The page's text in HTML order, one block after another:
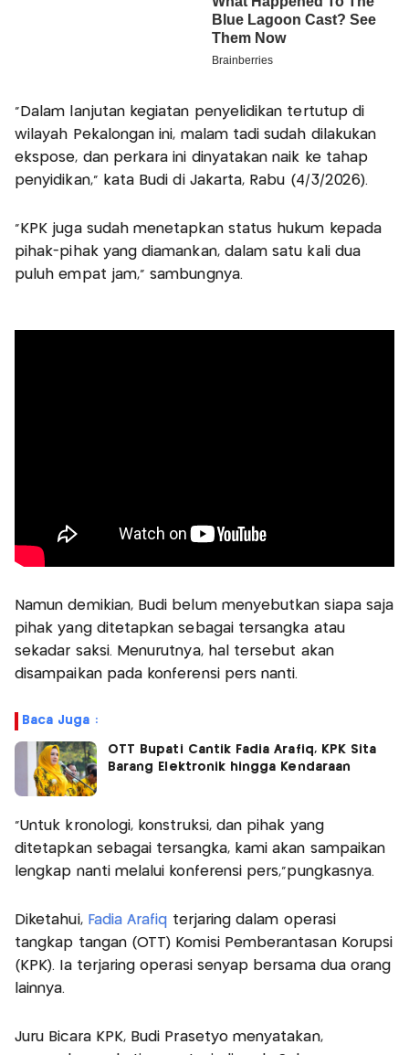
"Dalam lanjutan kegiatan penyelidikan tertutup di
wilayah Pekalongan ini, malam tadi sudah dilakukan
ekspose, dan perkara ini dinyatakan naik ke tahap
penyidikan," kata Budi di Jakarta, Rabu (4/3/2026).
"KPK juga sudah menetapkan status hukum kepada
pihak-pihak yang diamankan, dalam satu kali dua
puluh empat jam," sambungnya.
Namun demikian, Budi belum menyebutkan siapa saja
pihak yang ditetapkan sebagai tersangka atau
sekadar saksi. Menurutnya, hal tersebut akan
disampaikan pada konferensi pers nanti.
Baca Juga :
OTT Bupati Cantik Fadia Arafiq, KPK Sita
Barang Elektronik hingga Kendaraan
"Untuk kronologi, konstruksi, dan pihak yang
ditetapkan sebagai tersangka, kami akan sampaikan
lengkap nanti melalui konferensi pers,"pungkasnya.
Diketahui, Fadia Arafiq terjaring dalam operasi
tangkap tangan (OTT) Komisi Pemberantasan Korupsi
(KPK). Ia terjaring operasi senyap bersama dua orang
lainnya.
Juru Bicara KPK, Budi Prasetyo menyatakan,